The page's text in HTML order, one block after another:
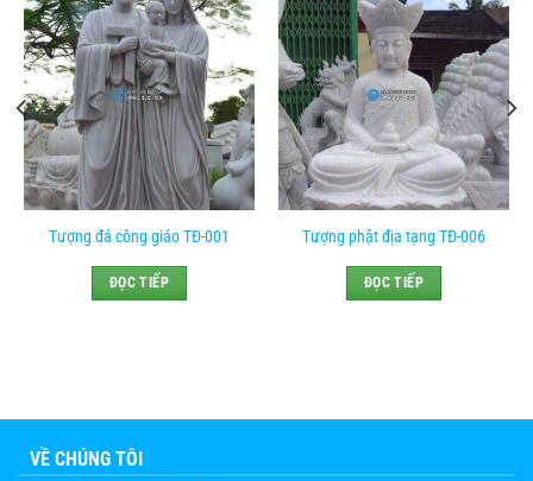
Tượng đá công giáo TĐ-001
ĐỌC TIẾP
Tượng phật địa tạng TĐ-006
ĐỌC TIẾP
VỀ CHÚNG TÔI